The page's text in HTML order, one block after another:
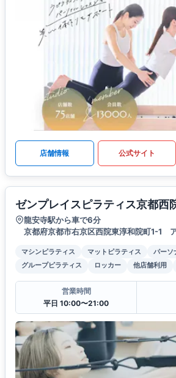
店舗情報 公式サイト
ゼンプレイスピラティス京都西
龍安寺駅から車で6分
京都府京都市右京区西院東淳和院町1-1
マシンピラティス マットピラティス
パーソ
グループピラティス
ロッカー 他店舗利用
営業時間
平日 10:00〜21:00